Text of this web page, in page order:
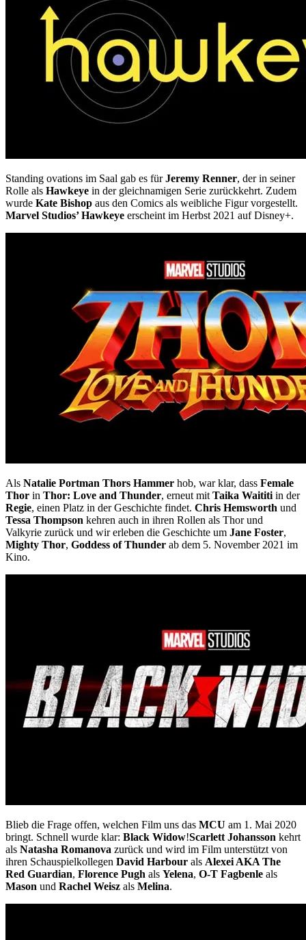
Standing ovations im Saal gab es fürJeremy Renner, der in seiner
Rolle als Hawkeye in der gleichnamigen Serie zurückkehrt. Zudem
wurde Kate Bishop aus den Comics als weibliche Figur vorgestellt.
Marvel Studios’ Hawkeye erscheint im Herbst 2021 auf Disney+.
Als Natalie Portman Thors Hammer hob, war klar, dass Female
Thor in Thor: Love and Thunder, erneut mit Taika Waititi in der
Regie, einen Platz in der Geschichte findet. Chris Hemsworth und
Tessa Thompson kehren auch in ihren Rollen als Thor und
Valkyrie zurück und wir erleben die Geschichte um Jane Foster,
Mighty Thor, Goddess of Thunder ab dem 5. November 2021 im
Kino.
Blieb die Frage offen, welchen Film uns das MCU am 1. Mai 2020
bringt. Schnell wurde klar: Black Widow!Scarlett Johansson kehrt
als Natasha Romanova zurück und wird im Film unterstützt von
ihren Schauspielkollegen David Harbour als Alexei AKA The
Red Guardian, Florence Pugh als Yelena, O-T Fagbenle als
Mason und Rachel Weisz als Melina.